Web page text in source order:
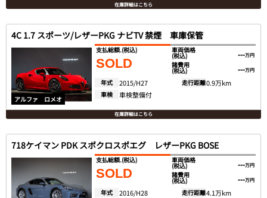
在庫詳細はこちら
4C 1.7 スポーツ/レザーPKG ナビTV 禁煙 車庫保管
アルファ ロメオ
支払総額.(税込)
SOLD
車両価格
(税込) ---万円
諸費用
(税込) ---万円
年式 2015/H27 走行距離0.9万km
車検 車検整備付
在庫詳細はこちら
718ケイマン PDK スポクロスポエグ レザーPKG BOSE
支払総額.(税込)
SOLD
車両価格
(税込) ---万円
諸費用
(税込) ---万円
年式 2016/H28 走行距離4.1万km